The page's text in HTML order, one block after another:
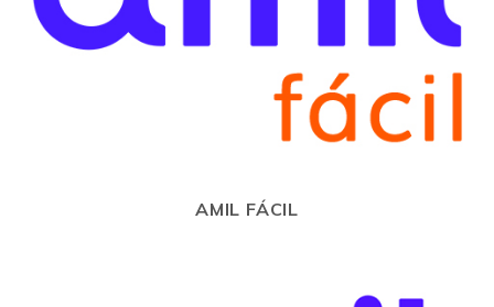
AMIL FÁCIL